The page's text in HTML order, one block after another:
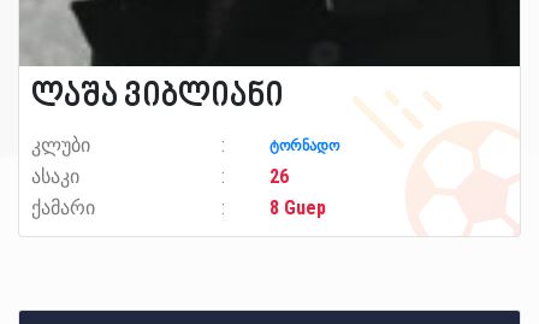
ლაშა ვიბლიანი
კლუბი ტორნადო
ასაკი
26
ქამარი
8 Guep